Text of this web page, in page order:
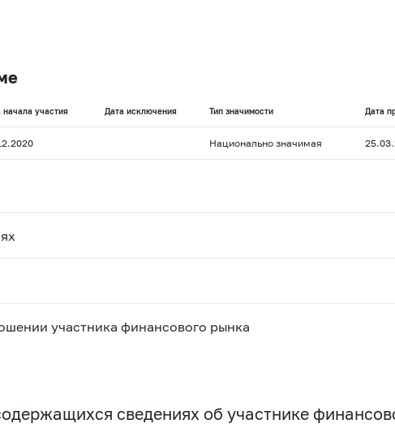
начала участия Дата исключения Тип значимости Дата
Национально значимая
участника финансового рынка
сведениях об участнике